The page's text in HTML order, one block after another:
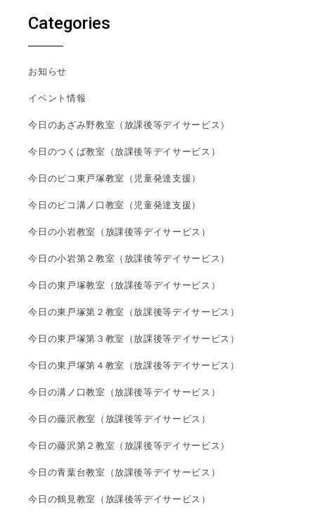
Categories
お知らせ
イベント情報
今日のあざみ野教室（放課後等デイサービス）
今日のつくば教室（放課後等デイサービス）
今日のピコ東戸塚教室（児童発達支援）
今日のピコ溝ノ口教室（児童発達支援）
今日の小岩教室（放課後等デイサービス）
今日の小岩第２教室（放課後等デイサービス）
今日の東戸塚教室（放課後等デイサービス）
今日の東戸塚第２教室（放課後等デイサービス）
今日の東戸塚第３教室（放課後等デイサービス）
今日の東戸塚第４教室（放課後等デイサービス）
今日の溝ノ口教室（放課後等デイサービス）
今日の藤沢教室（放課後等デイサービス）
今日の藤沢第２教室（放課後等デイサービス）
今日の青葉台教室（放課後等デイサービス）
今日の鶴見教室（放課後等デイサービス）